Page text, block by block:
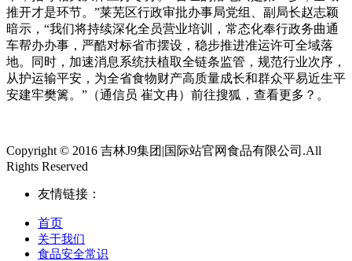
推开才是环节。”莱芜区行政审批办事局党组、副局长赵志颖
暗示，“我们将持续深化全员营业培训，常态化奉行政务曲通
车帮办办事，严酷对标省市摆设，稳步推进准运许可全域落
地。同时，加速消息系统扶植取全链条监管，规范行业次序，
从护运输平安，为全省食物财产高质量成长和群众平易近生平
安建牢樊篱。”（通信员 崔文冉）前往搜狐，查看更多？。
Copyright © 2016 吉林J9集团|国际站官网食品有限公司.All
Rights Reserved
友情链接：
首页
关于我们
食品安全常识